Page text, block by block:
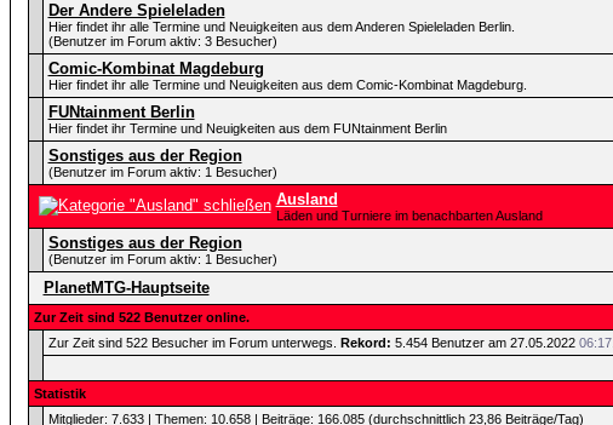
Der Andere Spieleladen
Hier findet ihr alle Termine und Neuigkeiten aus dem Anderen Spieleladen Berlin.
(Benutzer im Forum aktiv: 3 Besucher)
Comic-Kombinat Magdeburg
Hier findet ihr alle Termine und Neuigkeiten aus dem Comic-Kombinat Magdeburg.
FUNtainment Berlin
Hier findet ihr Termine und Neuigkeiten aus dem FUNtainment Berlin
Sonstiges aus der Region
(Benutzer im Forum aktiv: 1 Besucher)
Ausland
Läden und Turniere im benachbarten Ausland
Sonstiges aus der Region
(Benutzer im Forum aktiv: 1 Besucher)
PlanetMTG-Hauptseite
Zur Zeit sind 522 Benutzer online.
Zur Zeit sind 522 Besucher im Forum unterwegs. Rekord: 5.454 Benutzer am 27.05.2022 06:17.
Statistik
Mitglieder: 7.633 | Themen: 10.658 | Beiträge: 166.085 (durchschnittlich 23,86 Beiträge/Tag)